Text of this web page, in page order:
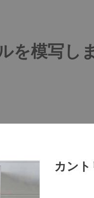
を模写し
カント